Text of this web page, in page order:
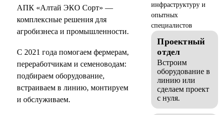
АПК «Алтай ЭКО Сорт» —
комплексные решения для
агробизнеса и промышленности.
С 2021 года помогаем фермерам,
переработчикам и семеноводам:
подбираем оборудование,
встраиваем в линию, монтируем
и обслуживаем.
инфраструктуру и
опытных
специалистов
Проектный
отдел
Встроим
оборудование в
линию или
сделаем проект
с нуля.